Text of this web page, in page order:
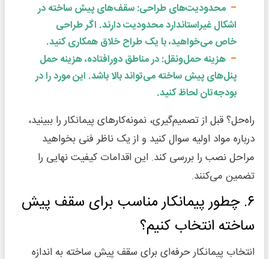
محدودیت‌های طراحی: سقف‌های پیش ساخته در
اشکال غیراستاندارد محدودیت دارند. اگر طراحی
خاص می‌خواهید، با یک طراح خلاق همکاری کنید.
هزینه حمل‌ونقل: در مناطق دورافتاده، هزینه حمل
پنل‌های پیش ساخته می‌تواند بالا باشد. این مورد را در
بودجه‌تان لحاظ کنید.
راه‌حل؟ قبل از تصمیم‌گیری، نمونه‌کارهای پیمانکار را ببینید،
درباره مواد اولیه سوال کنید و از یک ناظر فنی بخواهید
مراحل نصب را بررسی کند. این اقدامات کیفیت نهایی را
تضمین می‌کنند.
۶. چطور پیمانکار مناسب برای سقف پیش
ساخته انتخاب کنیم؟
انتخاب پیمانکار حرفه‌ای برای سقف پیش ساخته به اندازه